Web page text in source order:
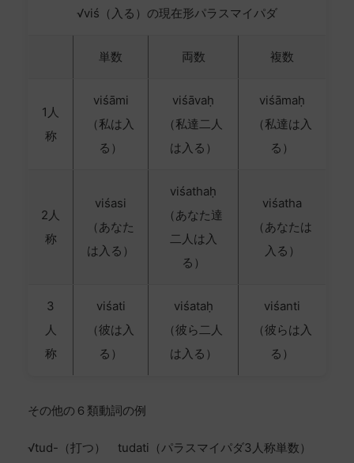
√viś（入る）の現在形パラスマイパダ
単数 両数 複数
1人
称
viśāmi
（私は入
る）
viśāvaḥ
（私達二人
は入る）
viśāmaḥ
（私達は入
る）
2人
称
viśasi
（あなた
は入る）
viśathaḥ
（あなた達
二人は入
る）
viśatha
（あなたは
入る）
3
人
称
viśati
（彼は入
る）
viśataḥ
（彼ら二人
は入る）
viśanti
（彼らは入
る）
その他の６類動詞の例
√tud-（打つ） tudati（パラスマイパダ3人称単数）